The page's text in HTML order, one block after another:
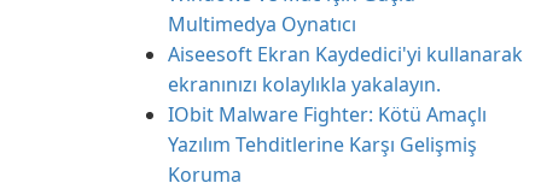
Multimedya Oynatıcı
Aiseesoft Ekran Kaydedici'yi kullanarak
ekranınızı kolaylıkla yakalayın.
IObit Malware Fighter: Kötü Amaçlı
Yazılım Tehditlerine Karşı Gelişmiş
Koruma